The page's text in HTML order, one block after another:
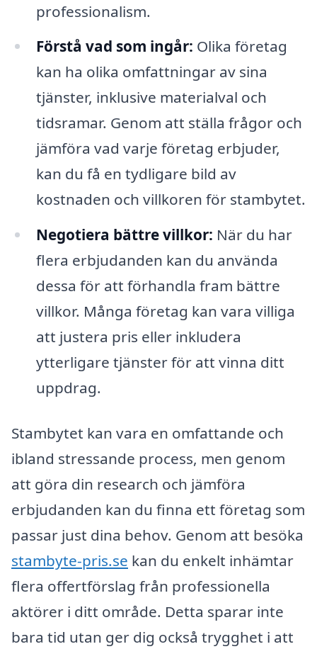
professionalism.
Förstå vad som ingår: Olika företag
kan ha olika omfattningar av sina
tjänster, inklusive materialval och
tidsramar. Genom att ställa frågor och
jämföra vad varje företag erbjuder,
kan du få en tydligare bild av
kostnaden och villkoren för stambytet.
Negotiera bättre villkor: När du har
flera erbjudanden kan du använda
dessa för att förhandla fram bättre
villkor. Många företag kan vara villiga
att justera pris eller inkludera
ytterligare tjänster för att vinna ditt
uppdrag.
Stambytet kan vara en omfattande och
ibland stressande process, men genom
att göra din research och jämföra
erbjudanden kan du finna ett företag som
passar just dina behov. Genom att besöka
stambyte-pris.se kan du enkelt inhämtar
flera offertförslag från professionella
aktörer i ditt område. Detta sparar inte
bara tid utan ger dig också trygghet i att